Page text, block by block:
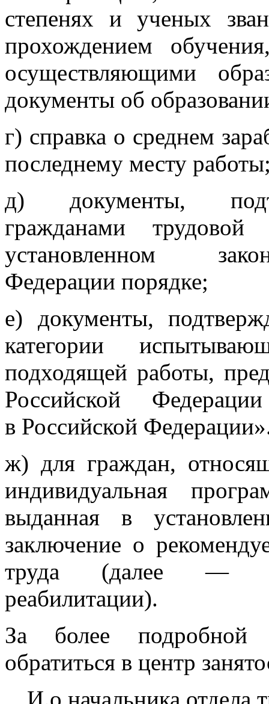
степенях и ученых
прохождением
осуществляющими
документы об
г) справка о среднем
последнему месту
д) документы,
гражданами
установленном
Федерации порядке;
е) документы,
категории
подходящей работы,
Российской
в Российской
ж) для граждан,
индивидуальная
выданная в
заключение о
труда (далее —
реабилитации).
За более подробной
обратиться в центр
И.о начальника отдела